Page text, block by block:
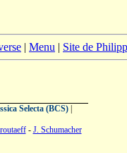
| Menu | Site de
Selecta (BCS)|
- J. Schumacher